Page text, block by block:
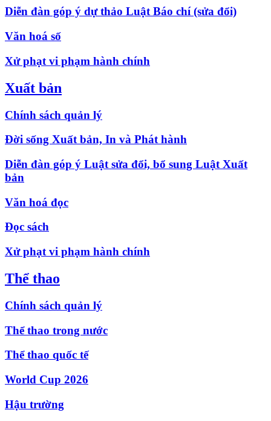
Diễn đàn góp ý dự thảo Luật Báo chí (sửa đổi)
Văn hoá số
Xử phạt vi phạm hành chính
Xuất bản
Chính sách quản lý
Đời sống Xuất bản, In và Phát hành
Diễn đàn góp ý Luật sửa đổi, bổ sung Luật Xuất
bản
Văn hoá đọc
Đọc sách
Xử phạt vi phạm hành chính
Thể thao
Chính sách quản lý
Thể thao trong nước
Thể thao quốc tế
World Cup 2026
Hậu trường